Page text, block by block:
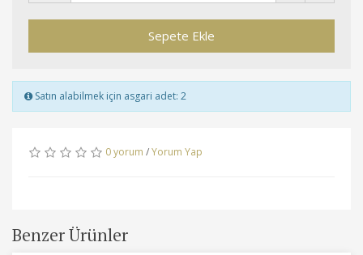
Sepete Ekle
Satın alabilmek için asgari adet: 2
0 yorum /Yorum Yap
Benzer Ürünler